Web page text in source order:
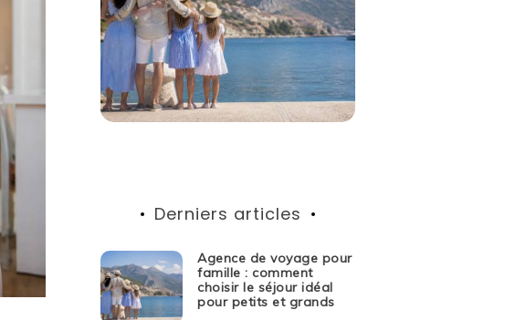
Derniers articles
Agence de voyage pour
famille : comment
choisir le séjour idéal
pour petits et grands